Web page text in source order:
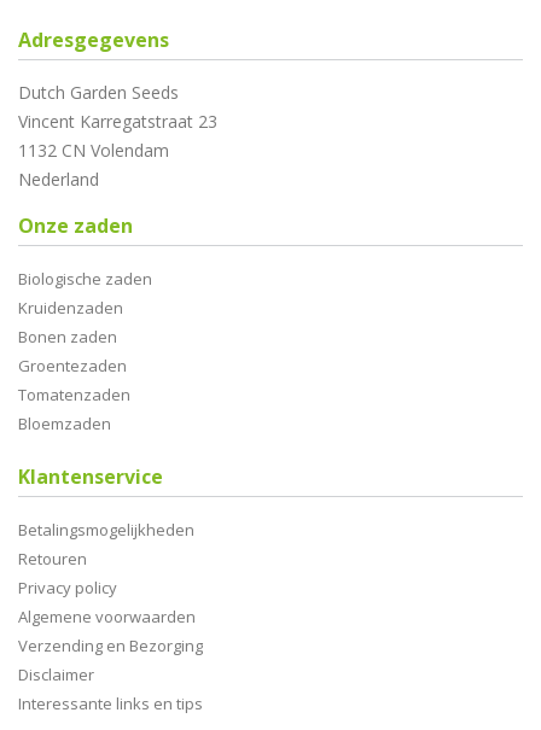
Adresgegevens
Dutch Garden Seeds
Vincent Karregatstraat 23
1132 CN Volendam
Nederland
Onze zaden
Biologische zaden
Kruidenzaden
Bonen zaden
Groentezaden
Tomatenzaden
Bloemzaden
Klantenservice
Betalingsmogelijkheden
Retouren
Privacy policy
Algemene voorwaarden
Verzending en Bezorging
Disclaimer
Interessante links en tips